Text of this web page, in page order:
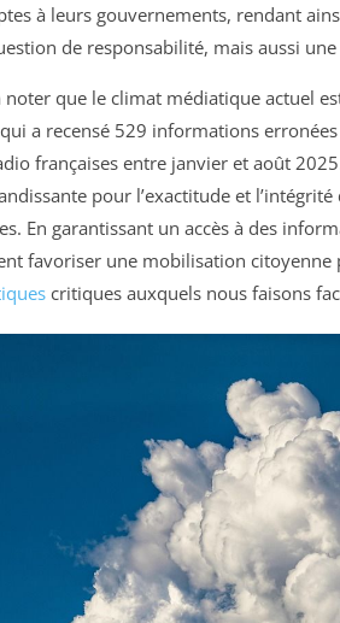
à leurs gouvernements, rendant
de responsabilité, mais aussi
noter que le climat médiatique actuel
a recensé 529 informations
françaises entre janvier et août
pour l’exactitude et
En garantissant un accès à des
favoriser une mobilisation
critiques auxquels nous faisons